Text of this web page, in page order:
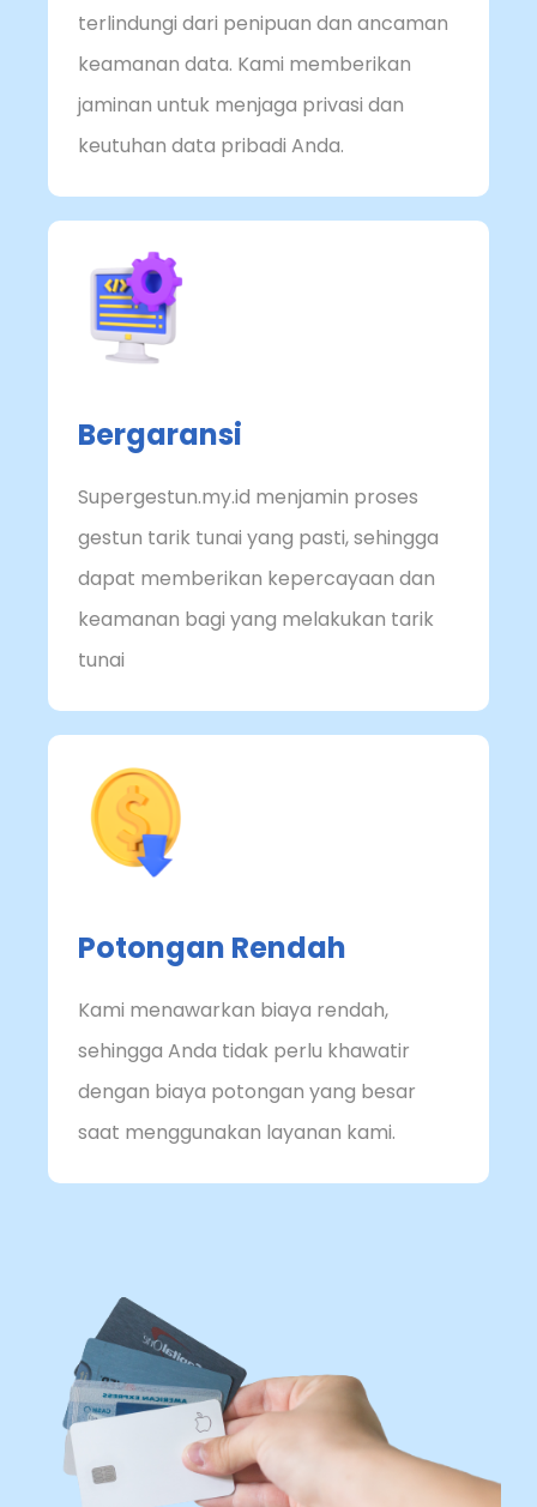
terlindungi dari penipuan dan ancaman
keamanan data. Kami memberikan
jaminan untuk menjaga privasi dan
keutuhan data pribadi Anda.
Bergaransi
Supergestun.my.id menjamin proses
gestun tarik tunai yang pasti, sehingga
dapat memberikan kepercayaan dan
keamanan bagi yang melakukan tarik
tunai
Potongan Rendah
Kami menawarkan biaya rendah,
sehingga Anda tidak perlu khawatir
dengan biaya potongan yang besar
saat menggunakan layanan kami.